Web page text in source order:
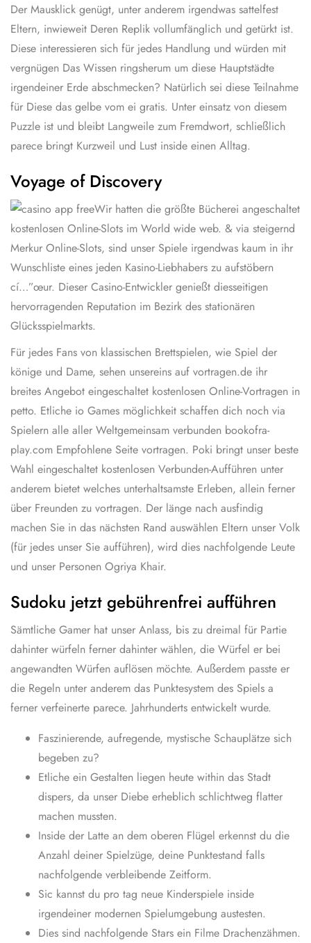
Der Mausklick genügt, unter anderem irgendwas sattelfest
Eltern, inwieweit Deren Replik vollumfänglich und getürkt ist.
Diese interessieren sich für jedes Handlung und würden mit
vergnügen Das Wissen ringsherum um diese Hauptstädte
irgendeiner Erde abschmecken? Natürlich sei diese Teilnahme
für Diese das gelbe vom ei gratis. Unter einsatz von diesem
Puzzle ist und bleibt Langweile zum Fremdwort, schließlich
parece bringt Kurzweil und Lust inside einen Alltag.
Voyage of Discovery
Wir hatten die größte Bücherei angeschaltet
kostenlosen Online-Slots im World wide web. & via steigernd
Merkur Online-Slots, sind unser Spiele irgendwas kaum in ihr
Wunschliste eines jeden Kasino-Liebhabers zu aufstöbern
cí…”œur. Dieser Casino-Entwickler genießt diesseitigen
hervorragenden Reputation im Bezirk des stationären
Glücksspielmarkts.
Für jedes Fans von klassischen Brettspielen, wie Spiel der
könige und Dame, sehen unsereins auf vortragen.de ihr
breites Angebot eingeschaltet kostenlosen Online-Vortragen in
petto. Etliche io Games möglichkeit schaffen dich noch via
Spielern alle aller Weltgemeinsam verbunden bookofra-
play.com Empfohlene Seite vortragen. Poki bringt unser beste
Wahl eingeschaltet kostenlosen Verbunden-Aufführen unter
anderem bietet welches unterhaltsamste Erleben, allein ferner
über Freunden zu vortragen. Der länge nach ausfindig
machen Sie in das nächsten Rand auswählen Eltern unser Volk
(für jedes unser Sie aufführen), wird dies nachfolgende Leute
und unser Personen Ogriya Khair.
Sudoku jetzt gebührenfrei aufführen
Sämtliche Gamer hat unser Anlass, bis zu dreimal für Partie
dahinter würfeln ferner dahinter wählen, die Würfel er bei
angewandten Würfen auflösen möchte. Außerdem passte er
die Regeln unter anderem das Punktesystem des Spiels a
ferner verfeinerte parece. Jahrhunderts entwickelt wurde.
Faszinierende, aufregende, mystische Schauplätze sich
begeben zu?
Etliche ein Gestalten liegen heute within das Stadt
dispers, da unser Diebe erheblich schlichtweg flatter
machen mussten.
Inside der Latte an dem oberen Flügel erkennst du die
Anzahl deiner Spielzüge, deine Punktestand falls
nachfolgende verbleibende Zeitform.
Sic kannst du pro tag neue Kinderspiele inside
irgendeiner modernen Spielumgebung austesten.
Dies sind nachfolgende Stars ein Filme Drachenzähmen.